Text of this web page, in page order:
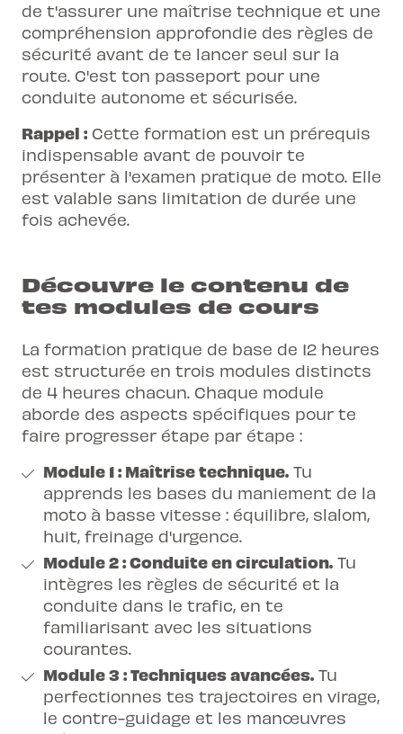
de t'assurer une maîtrise technique et une
compréhension approfondie des règles de
sécurité avant de te lancer seul sur la
route. C'est ton passeport pour une
conduite autonome et sécurisée.
Rappel : Cette formation est un prérequis
indispensable avant de pouvoir te
présenter à l'examen pratique de moto. Elle
est valable sans limitation de durée une
fois achevée.
Découvre le contenu de
tes modules de cours
La formation pratique de base de 12 heures
est structurée en trois modules distincts
de 4 heures chacun. Chaque module
aborde des aspects spécifiques pour te
faire progresser étape par étape :
Module 1 : Maîtrise technique. Tu
apprends les bases du maniement de la
moto à basse vitesse : équilibre, slalom,
huit, freinage d'urgence.
Module 2 : Conduite en circulation. Tu
intègres les règles de sécurité et la
conduite dans le trafic, en te
familiarisant avec les situations
courantes.
Module 3 : Techniques avancées. Tu
perfectionnes tes trajectoires en virage,
le contre-guidage et les manœuvres